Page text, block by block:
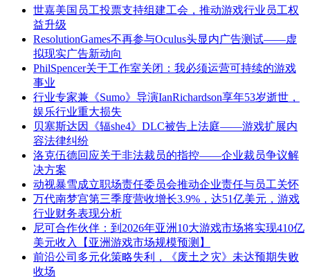
世嘉美国员工投票支持组建工会，推动游戏行业员工权
益升级
ResolutionGames不再参与Oculus头显内广告测试——虚
拟现实广告新动向
PhilSpencer关于工作室关闭：我必须运营可持续的游戏
事业
行业专家兼《Sumo》导演IanRichardson享年53岁逝世，
娱乐行业重大损失
贝塞斯达因《辐she4》DLC被告上法庭——游戏扩展内
容法律纠纷
洛克伍德回应关于非法裁员的指控——企业裁员争议解
决方案
动视暴雪成立职场责任委员会推动企业责任与员工关怀
万代南梦宫第三季度营收增长3.9%，达51亿美元，游戏
行业财务表现分析
尼可合作伙伴：到2026年亚洲10大游戏市场将实现410亿
美元收入【亚洲游戏市场规模预测】
前沿公司多元化策略失利，《废土之灾》未达预期失败
收场